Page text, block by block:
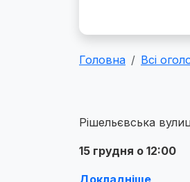
Головна Всі
Рішельєвська
15 грудня о 12:00
Докладніше